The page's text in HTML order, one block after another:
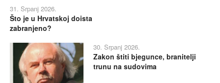
31. Srpanj 2026.
Što je u Hrvatskoj doista
zabranjeno?
30. Srpanj 2026.
Zakon štiti bjegunce, branitelji
trunu na sudovima